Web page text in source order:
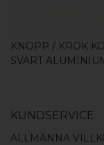
KNOPP / KROK
SVART
KUNDSERVICE
ALLMÄNNA